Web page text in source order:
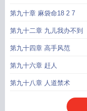
第九十章 麻袋命18 2 7
第九十二章 九儿我办不到
第九十四章 高手风范
第九十六章 赶人
第九十八章 人道禁术